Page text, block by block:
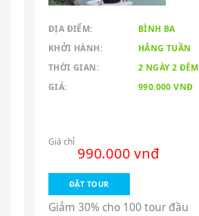
ĐỊA ĐIỂM:
BÌNH BA
KHỞI HÀNH:
HẰNG TUẦN
THỜI GIAN:
2 NGÀY 2 ĐÊM
GIÁ:
990.000 VNĐ
Giá chỉ
990.000 vnđ
ĐẶT TOUR
Giảm 30% cho 100 tour đầu